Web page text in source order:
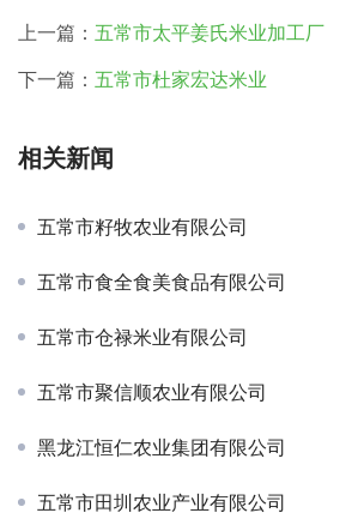
上一篇： 五常市太平姜氏米业加工厂
下一篇： 五常市杜家宏达米业
相关新闻
五常市籽牧农业有限公司
五常市食全食美食品有限公司
五常市仓禄米业有限公司
五常市聚信顺农业有限公司
黑龙江恒仁农业集团有限公司
五常市田圳农业产业有限公司